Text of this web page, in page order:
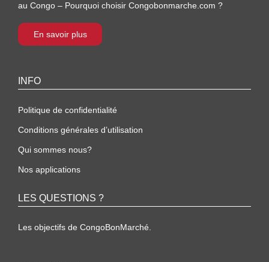
au Congo – Pourquoi choisir Congobonmarche.com ?
En savoir plus
INFO
Politique de confidentialité
Conditions générales d’utilisation
Qui sommes nous?
Nos applications
LES QUESTIONS ?
Les objectifs de CongoBonMarché.